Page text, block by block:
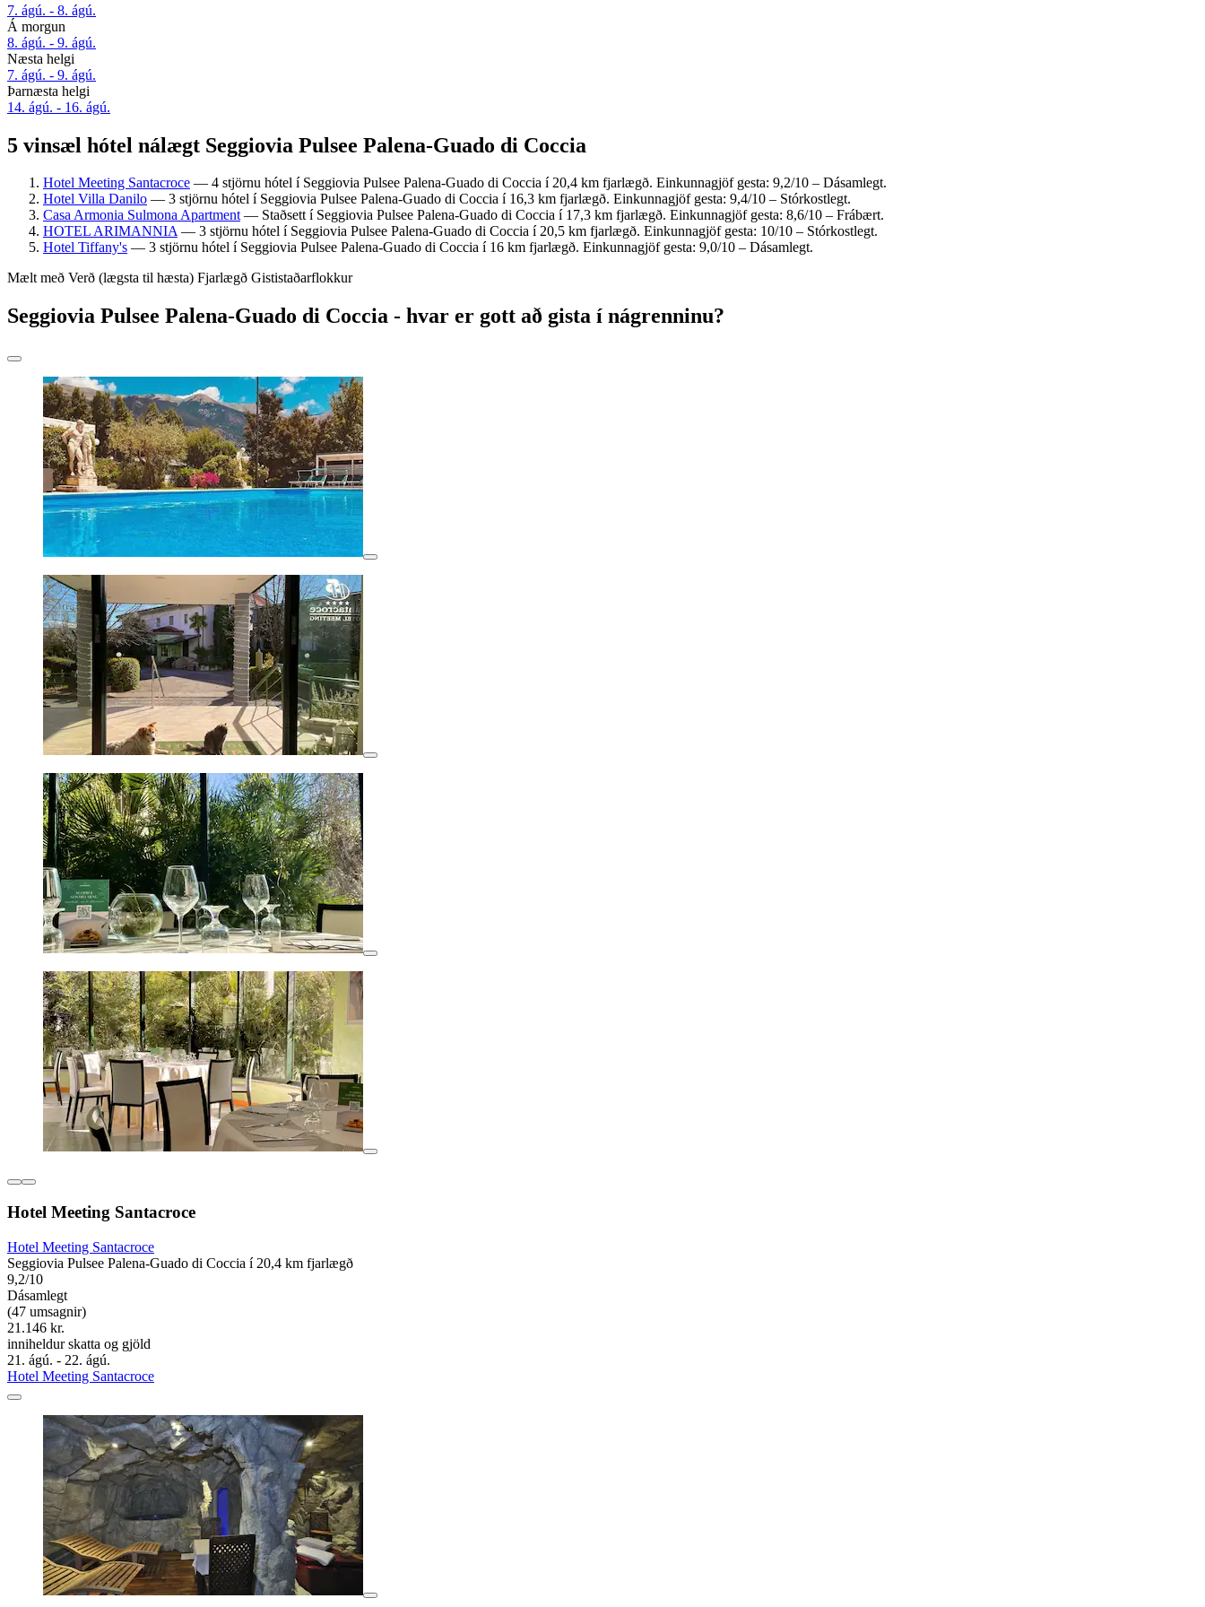
7. ágú. - 8. ágú.
Á morgun
8. ágú. - 9. ágú.
Næsta helgi
7. ágú. - 9. ágú.
Þarnæsta helgi
14. ágú. - 16. ágú.
5 vinsæl hótel nálægt Seggiovia Pulsee Palena-Guado di Coccia
Hotel Meeting Santacroce — 4 stjörnu hótel í Seggiovia Pulsee Palena-Guado di Coccia í 20,4 km fjarlægð. Einkunnagjöf gesta: 9,2/10 – Dásamlegt.
Hotel Villa Danilo — 3 stjörnu hótel í Seggiovia Pulsee Palena-Guado di Coccia í 16,3 km fjarlægð. Einkunnagjöf gesta: 9,4/10 – Stórkostlegt.
Casa Armonia Sulmona Apartment— Staðsett í Seggiovia Pulsee Palena-Guado di Coccia í 17,3 km fjarlægð. Einkunnagjöf gesta: 8,6/10 – Frábært.
HOTEL ARIMANNIA— 3 stjörnu hótel í Seggiovia Pulsee Palena-Guado di Coccia í 20,5 km fjarlægð. Einkunnagjöf gesta: 10/10 – Stórkostlegt.
Hotel Tiffany's — 3 stjörnu hótel í Seggiovia Pulsee Palena-Guado di Coccia í 16 km fjarlægð. Einkunnagjöf gesta: 9,0/10 – Dásamlegt.
Mælt með Verð (lægsta til hæsta) Fjarlægð Gististaðarflokkur
Seggiovia Pulsee Palena-Guado di Coccia - hvar er gott að gista í nágrenninu?
Hotel Meeting Santacroce
Hotel Meeting Santacroce
Seggiovia Pulsee Palena-Guado di Coccia í 20,4 km fjarlægð
9,2/10
Dásamlegt
(47 umsagnir)
21.146 kr.
inniheldur skatta og gjöld
21. ágú. - 22. ágú.
Hotel Meeting Santacroce